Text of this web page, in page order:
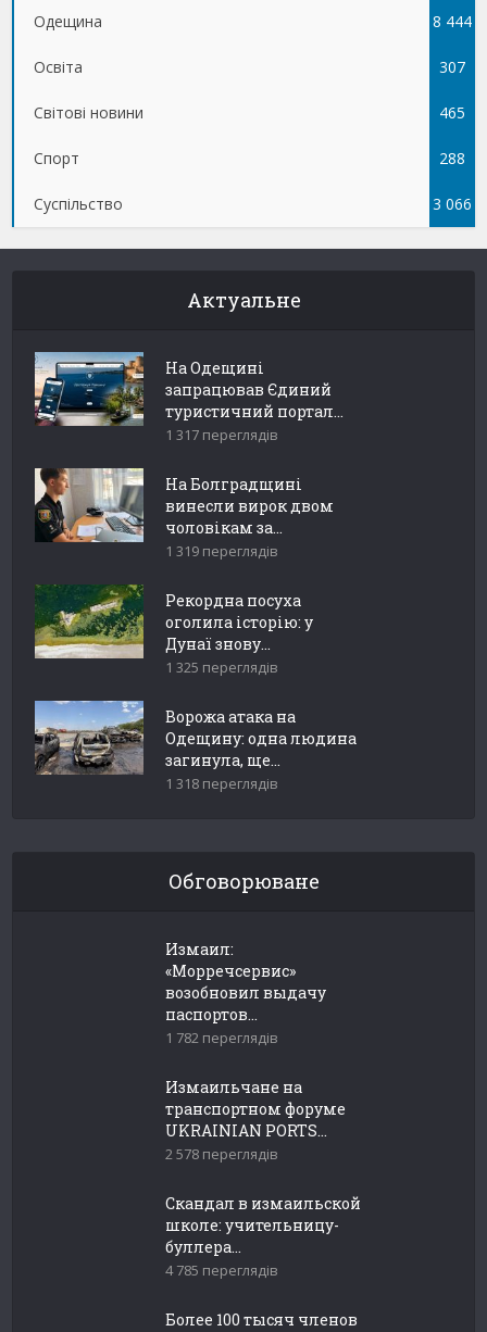
Одещина 8 444
Освіта 307
Світові новини 465
Спорт 288
Суспільство 3 066
Актуальне
На Одещині
запрацював Єдиний
туристичний портал...
1 317 переглядів
На Болградщині
винесли вирок двом
чоловікам за...
1 319 переглядів
Рекордна посуха
оголила історію: у
Дунаї знову...
1 325 переглядів
Ворожа атака на
Одещину: одна людина
загинула, ще...
1 318 переглядів
Обговорюване
Измаил:
«Морречсервис»
возобновил выдачу
паспортов...
1 782 переглядів
Измаильчане на
транспортном форуме
UKRAINIAN PORTS...
2 578 переглядів
Скандал в измаильской
школе: учительницу-
буллера...
4 785 переглядів
Более 100 тысяч членов